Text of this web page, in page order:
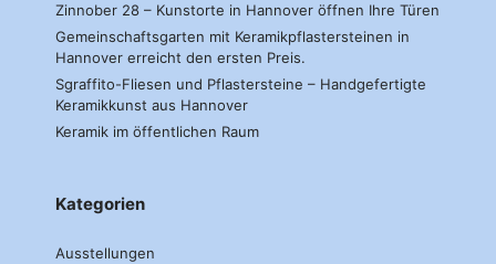
Zinnober 28 – Kunstorte in Hannover öffnen Ihre Türen
Gemeinschaftsgarten mit Keramikpflastersteinen in
Hannover erreicht den ersten Preis.
Sgraffito-Fliesen und Pflastersteine – Handgefertigte
Keramikkunst aus Hannover
Keramik im öffentlichen Raum
Kategorien
Ausstellungen